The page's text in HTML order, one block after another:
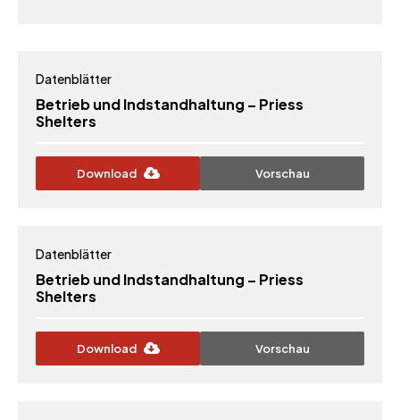
Datenblätter
Betrieb und Indstandhaltung – Priess
Shelters
Download Vorschau
Datenblätter
Betrieb und Indstandhaltung – Priess
Shelters
Download Vorschau